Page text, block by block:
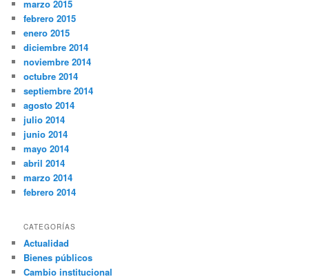
marzo 2015
febrero 2015
enero 2015
diciembre 2014
noviembre 2014
octubre 2014
septiembre 2014
agosto 2014
julio 2014
junio 2014
mayo 2014
abril 2014
marzo 2014
febrero 2014
CATEGORÍAS
Actualidad
Bienes públicos
Cambio institucional